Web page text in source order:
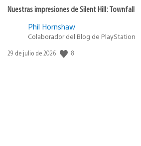
Nuestras impresiones de Silent Hill: Townfall
Phil Hornshaw
Colaborador del Blog de PlayStation
Fecha
29 de julio de 2026 8